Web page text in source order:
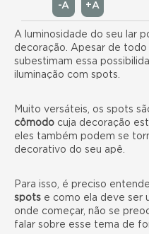
-A +A
A luminosidade do seu lar
decoração. Apesar de
subestimam essa
iluminação com spots.
Muito versáteis, os spots
cômodo cuja decoração
eles também podem se
decorativo do seu apê.
Para isso, é preciso
spots e como ela deve ser
onde começar, não se
falar sobre esse tema de